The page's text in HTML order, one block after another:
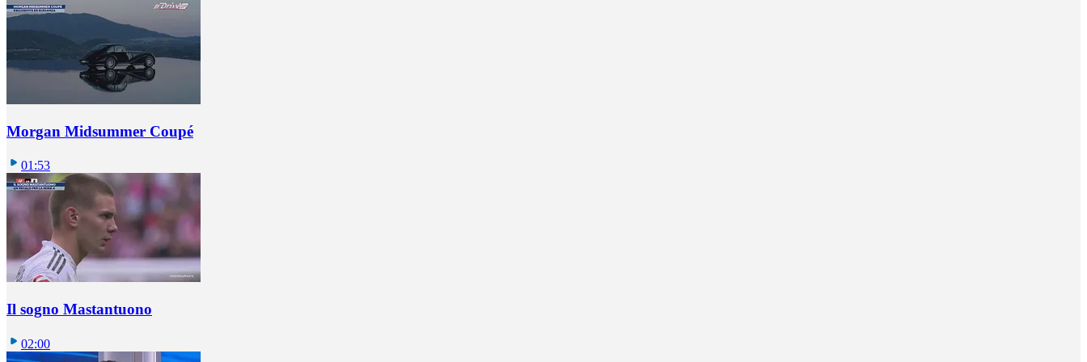
Morgan Midsummer Coupé
01:53
Il sogno Mastantuono
02:00